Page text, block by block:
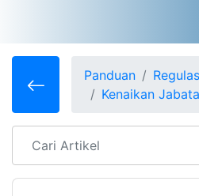
Panduan
Kenaikan